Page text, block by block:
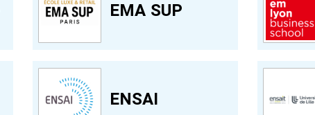
EMA SUP
ENSAI